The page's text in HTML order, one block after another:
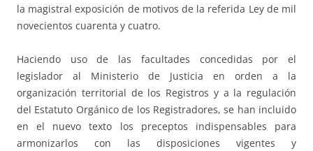
la magistral exposición de motivos de la referida Ley de mil
novecientos cuarenta y cuatro.
Haciendo uso de las facultades concedidas por el
legislador al Ministerio de Justicia en orden a la
organización territorial de los Registros y a la regulación
del Estatuto Orgánico de los Registradores, se han incluido
en el nuevo texto los preceptos indispensables para
armonizarlos con las disposiciones vigentes y